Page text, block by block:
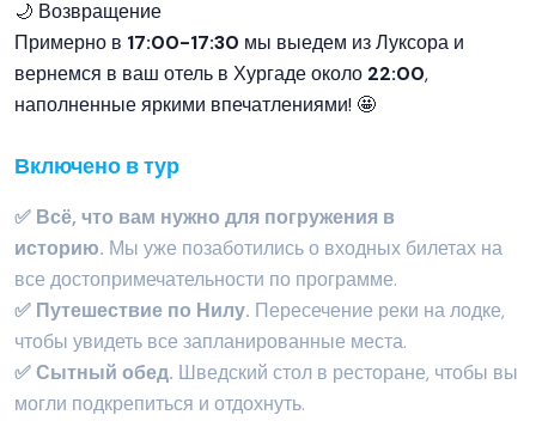
🌙 Возвращение
Примерно в 17:00-17:30 мы выедем из Луксора и
вернемся в ваш отель в Хургаде около 22:00,
наполненные яркими впечатлениями! 🤩
Включено в тур
✅ Всё, что вам нужно для погружения в
историю. Мы уже позаботились о входных билетах на
все достопримечательности по программе.
✅ Путешествие по Нилу. Пересечение реки на лодке,
чтобы увидеть все запланированные места.
✅ Сытный обед. Шведский стол в ресторане, чтобы вы
могли подкрепиться и отдохнуть.